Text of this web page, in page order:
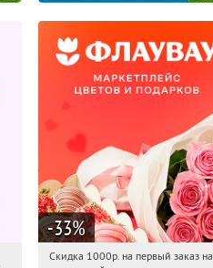
-33%
19:27:39 Получили:
Скидка 1000р. на первый заказ на